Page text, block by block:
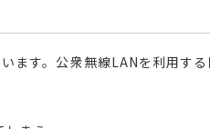
ます。公衆無線LANを利用す